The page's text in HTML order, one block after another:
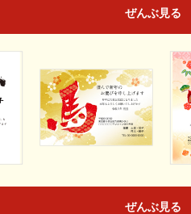
ぜんぶ見る
ぜんぶ見る